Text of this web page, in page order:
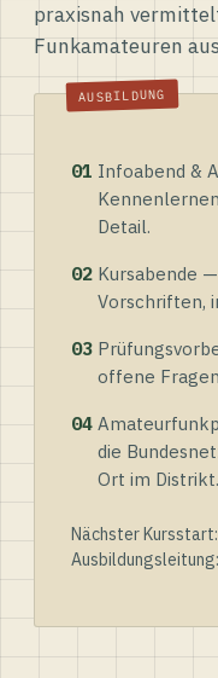
praxisnah
Funkamateuren
01 Infoabend &
Detail.
02 Kursabende
Vorschriften,
03
offene
04
die
Ort im Distrikt.
Nächster
Ausbildungsleitung: